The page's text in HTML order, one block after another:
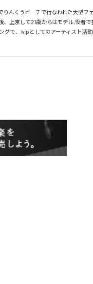
りんくうビーチで行なわれた大型フ
、上京して21歳からはモデル,役者で
グで、Ivipとしてのアーティスト活動